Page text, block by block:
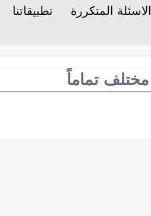
الاسئلة المتكررة تطبيقاتنا